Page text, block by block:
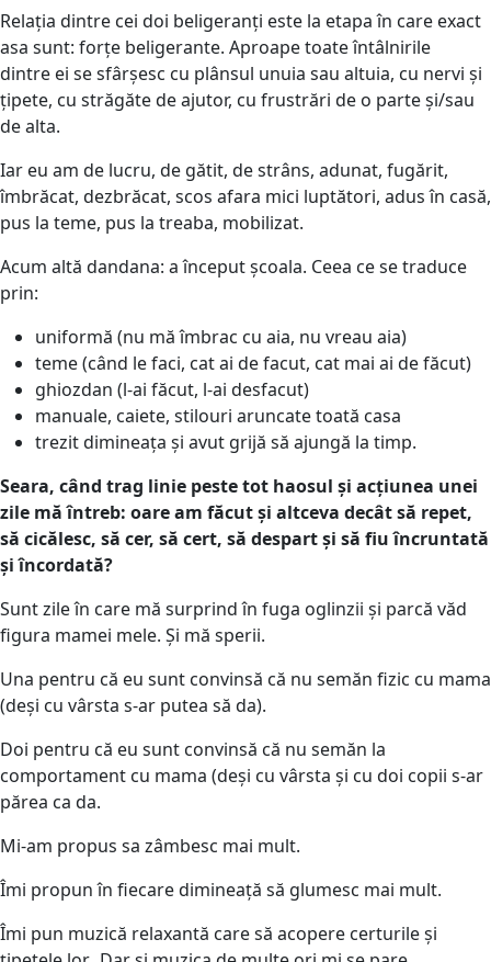
Relația dintre cei doi beligeranți este la etapa în care exact
asa sunt: forțe beligerante. Aproape toate întâlnirile
dintre ei se sfârșesc cu plânsul unuia sau altuia, cu nervi și
țipete, cu străgăte de ajutor, cu frustrări de o parte și/sau
de alta.
Iar eu am de lucru, de gătit, de strâns, adunat, fugărit,
îmbrăcat, dezbrăcat, scos afara mici luptători, adus în casă,
pus la teme, pus la treaba, mobilizat.
Acum altă dandana: a început școala. Ceea ce se traduce
prin:
uniformă (nu mă îmbrac cu aia, nu vreau aia)
teme (când le faci, cat ai de facut, cat mai ai de făcut)
ghiozdan (l-ai făcut, l-ai desfacut)
manuale, caiete, stilouri aruncate toată casa
trezit dimineața și avut grijă să ajungă la timp.
Seara, când trag linie peste tot haosul și acțiunea unei
zile mă întreb: oare am făcut și altceva decât să repet,
să cicălesc, să cer, să cert, să despart și să fiu încruntată
și încordată?
Sunt zile în care mă surprind în fuga oglinzii și parcă văd
figura mamei mele. Și mă sperii.
Una pentru că eu sunt convinsă că nu semăn fizic cu mama
(deși cu vârsta s-ar putea să da).
Doi pentru că eu sunt convinsă că nu semăn la
comportament cu mama (deși cu vârsta și cu doi copii s-ar
părea ca da.
Mi-am propus sa zâmbesc mai mult.
Îmi propun în fiecare dimineață să glumesc mai mult.
Îmi pun muzică relaxantă care să acopere certurile și